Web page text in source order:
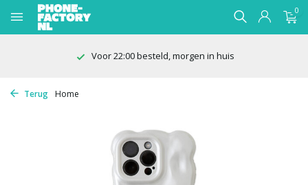
0
besteld, morgen in huis
Terug Home